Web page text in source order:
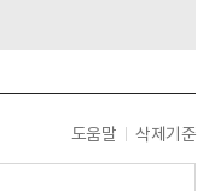
도움말 삭제기준